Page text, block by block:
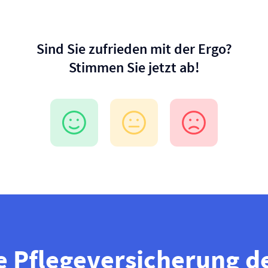
Sind Sie zufrieden mit der Ergo?
Stimmen Sie jetzt ab!
Pflege­versicherung